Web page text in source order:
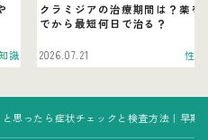
識
クラミジアの治療期間は？薬を
でから最短何日で治る？
2026.07.21 性
思ったら症状チェックと検査方法｜早期